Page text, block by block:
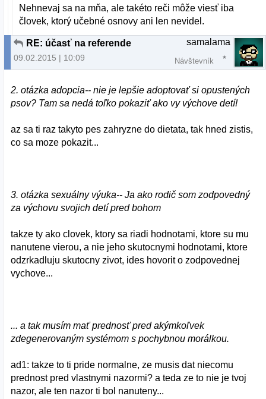
Nehnevaj sa na mňa, ale takéto reči môže viesť iba
človek, ktorý učebné osnovy ani len nevidel.
RE: účasť na referende
09.02.2015 | 10:09
samalama
Návštevník
2. otázka adopcia-- nie je lepšie adoptovať si opustených
psov? Tam sa nedá toľko pokaziť ako vy výchove detí!
az sa ti raz takyto pes zahryzne do dietata, tak hned zistis,
co sa moze pokazit...
3. otázka sexuálny výuka-- Ja ako rodič som zodpovedný
za výchovu svojich detí pred bohom
takze ty ako clovek, ktory sa riadi hodnotami, ktore su mu
nanutene vierou, a nie jeho skutocnymi hodnotami, ktore
odzrkadluju skutocny zivot, ides hovorit o zodpovednej
vychove...
... a tak musím mať prednosť pred akýmkoľvek
zdegenerovaným systémom s pochybnou morálkou.
ad1: takze to ti pride normalne, ze musis dat niecomu
prednost pred vlastnymi nazormi? a teda ze to nie je tvoj
nazor, ale ten nazor ti bol nanuteny...